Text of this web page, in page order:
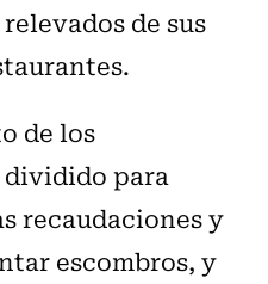
de sus
de los
dividido para
recaudaciones y
escombros, y